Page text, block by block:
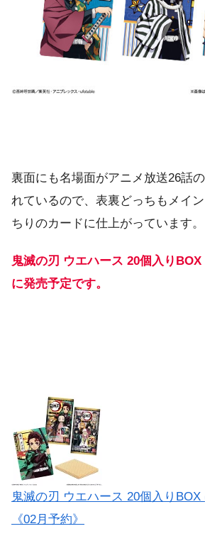
裏面にも名場面がアニメ放送26話
れているので、表裏どっちもメイ
ちりのカードに仕上がっています。
鬼滅の刃 ウエハース 20個入り
に発売予定です。
鬼滅の刃 ウエハース 20個入り
《02月予約》